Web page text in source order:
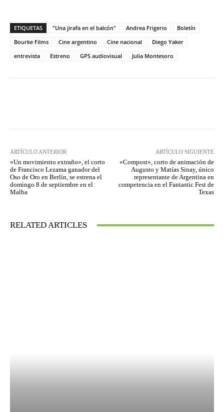
ETIQUETAS "Una jirafa en el balcón" Andrea Frigerio
Boletín
Bourke Films
Cine argentino Cine nacional
Diego Yaker
entrevista
Estreno GPS audiovisual Julia Montesoro
ARTÍCULO ANTERIOR
«Un movimiento extraño», el corto
de Francisco Lezama ganador del
Oso de Oro en Berlín, se estrena el
domingo 8 de septiembre en el
Malba
ARTÍCULO SIGUIENTE
«Compost», corto de animación de
Augusto y Matías Sinay, único
representante de Argentina en
competencia en el Fantastic Fest de
Texas
RELATED ARTICLES